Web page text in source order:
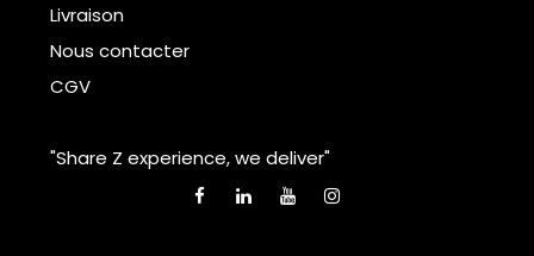
Livraison
Nous contacter
CGV
"Share Z experience, we deliver"